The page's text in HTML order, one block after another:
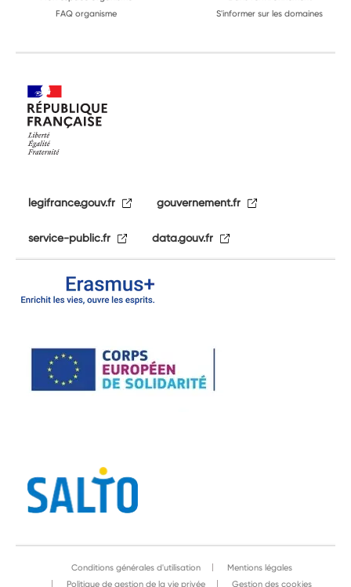
FAQ organisme
S'informer sur les domaines
legifrance.gouv.fr gouvernement.fr
service-public.fr data.gouv.fr
Conditions générales d'utilisation
Mentions légales
Politique de gestion de la vie privée
Gestion des cookies